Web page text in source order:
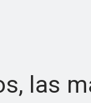
las